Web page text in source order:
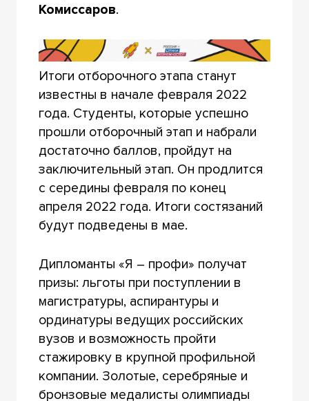
Комиссаров.
Итоги отборочного этапа станут
известны в начале февраля 2022
года. Студенты, которые успешно
прошли отборочный этап и набрали
достаточно баллов, пройдут на
заключительный этап. Он продлится
с середины февраля по конец
апреля 2022 года. Итоги состязаний
будут подведены в мае.
Дипломанты «Я – профи» получат
призы: льготы при поступлении в
магистратуры, аспирантуры и
ординатуры ведущих российских
вузов и возможность пройти
стажировку в крупной профильной
компании. Золотые, серебряные и
бронзовые медалисты олимпиады